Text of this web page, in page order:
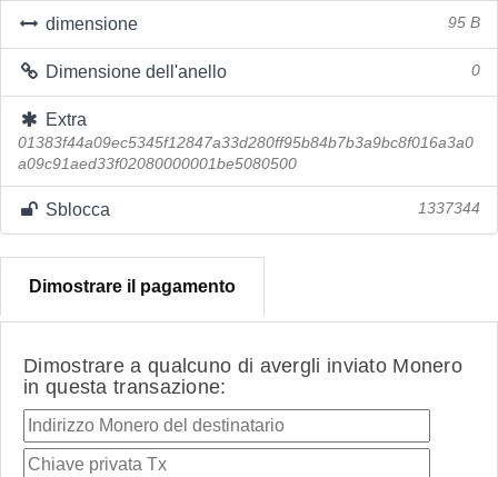
dimensione 95 B
Dimensione dell'anello 0
Extra
01383f44a09ec5345f12847a33d280ff95b84b7b3a9bc8f016a3a0
a09c91aed33f02080000001be5080500
Sblocca 1337344
Dimostrare il pagamento
Dimostrare a qualcuno di avergli inviato Monero
in questa transazione: